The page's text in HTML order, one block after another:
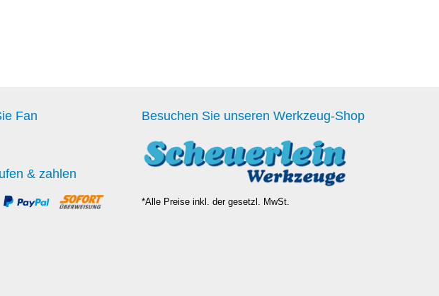
Fan
& zahlen
Besuchen Sie unseren Werkzeug-Shop
*Alle Preise inkl. der gesetzl. MwSt.